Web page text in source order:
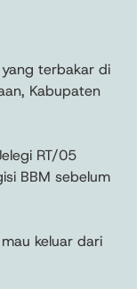
terbakar di
Kabupaten
RT/05
BBM sebelum
keluar dari